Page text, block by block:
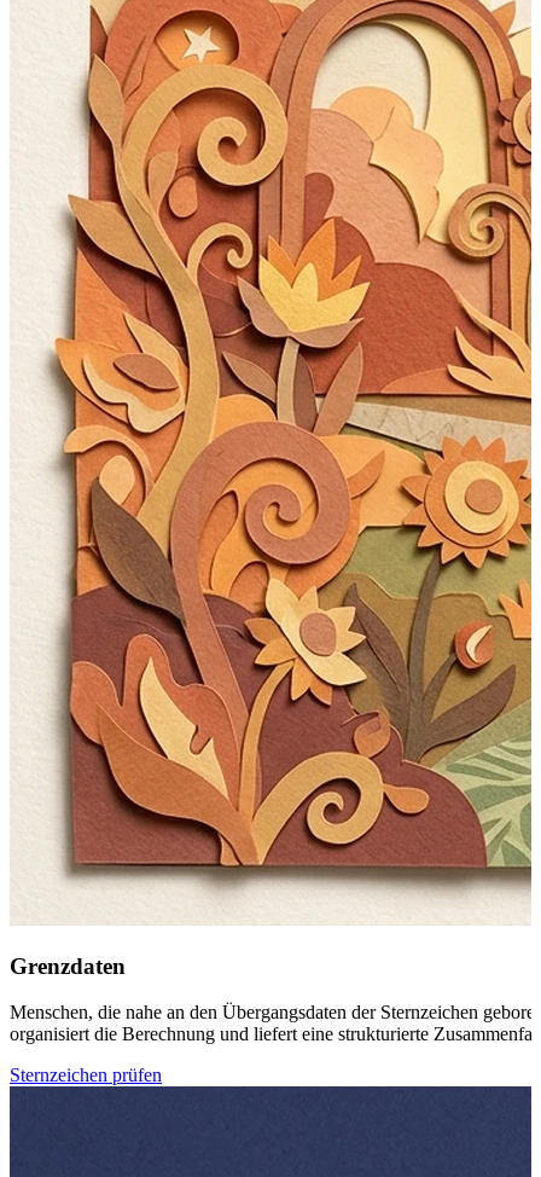
Grenzdaten
Menschen, die nahe an den Übergangsdaten der Sternzeichen
organisiert die Berechnung und liefert eine strukturierte
Sternzeichen prüfen